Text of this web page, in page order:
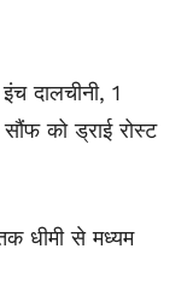
दालचीनी, 1
को ड्राई रोस्ट
धीमी से मध्यम